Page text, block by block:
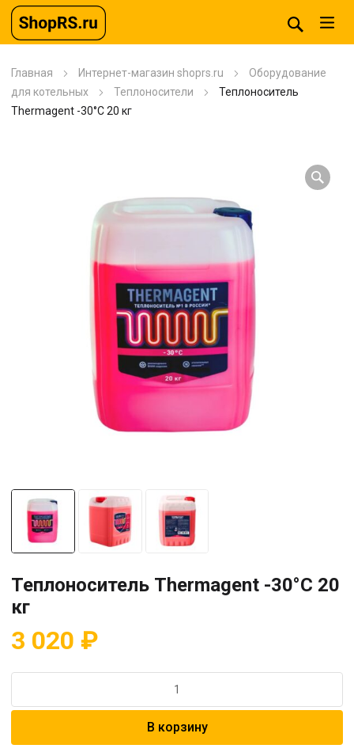
Главная Интернет-магазин shoprs.ru
Оборудование
для котельных
Теплоносители
Теплоноситель
Thermagent -30°С 20 кг
Теплоноситель Thermagent -30°С 20
кг
3 020 ₽
Теплоноситель
В корзину